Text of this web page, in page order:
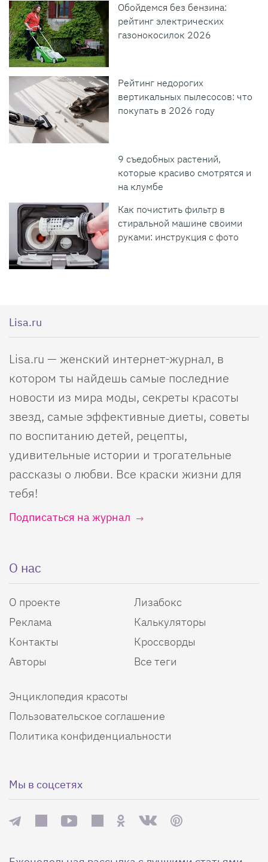
Обойдемся без бензина:
рейтинг электрических
газонокосилок 2026
Рейтинг недорогих
вертикальных пылесосов: что
покупать в 2026 году
9 съедобных растений,
которые красиво смотрятся и
на клумбе
Как почистить фильтр в
стиральной машине своими
руками: инструкция с фото
Lisa.ru
Lisa.ru — женский интернет-журнал, в
котором ты найдешь самые последние
новости из мира моды, секреты красоты
звезд, самые эффективные диеты, советы
по воспитанию детей, рецепты,
удивительные истории и трогательные
рассказы о любви. Все краски жизни для
тебя!
Подписаться на журнал
О нас
О проекте
Реклама
Контакты
Авторы
Лизабокс
Калькуляторы
Кроссворды
Все теги
Энциклопедия красоты
Пользовательское соглашение
Политика конфиденциальности
Мы в соцсетях